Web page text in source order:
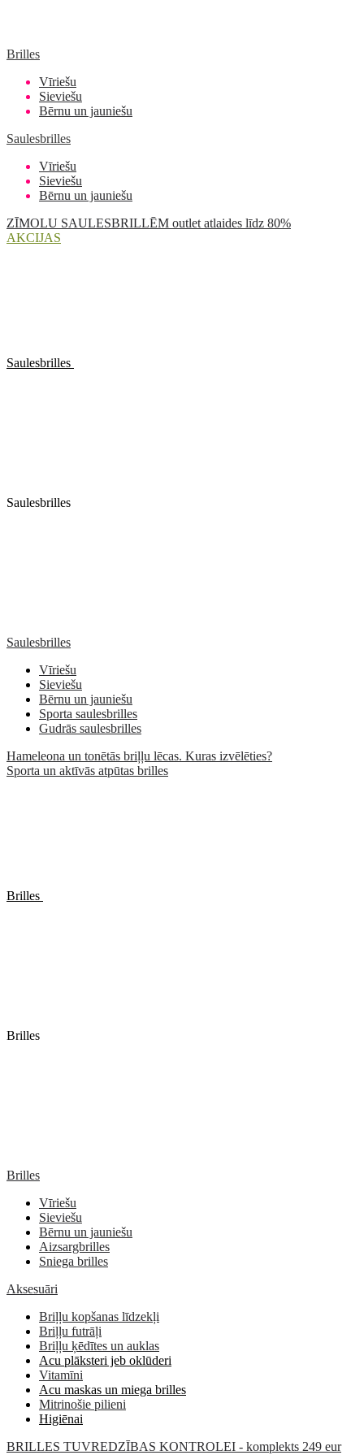
Brilles
Vīriešu
Sieviešu
Bērnu un jauniešu
Saulesbrilles
Vīriešu
Sieviešu
Bērnu un jauniešu
ZĪMOLU SAULESBRILLĒM outlet atlaides līdz 80%
AKCIJAS
Saulesbrilles
Saulesbrilles
Saulesbrilles
Vīriešu
Sieviešu
Bērnu un jauniešu
Sporta saulesbrilles
Gudrās saulesbrilles
Hameleona un tonētās briļļu lēcas. Kuras izvēlēties?
Sporta un aktīvās atpūtas brilles
Brilles
Brilles
Brilles
Vīriešu
Sieviešu
Bērnu un jauniešu
Aizsargbrilles
Sniega brilles
Aksesuāri
Briļļu kopšanas līdzekļi
Briļļu futrāļi
Briļļu ķēdītes un auklas
Acu plāksteri jeb oklūderi
Vitamīni
Acu maskas un miega brilles
Mitrinošie pilieni
Higiēnai
BRILLES TUVREDZĪBAS KONTROLEI - komplekts 249 eur